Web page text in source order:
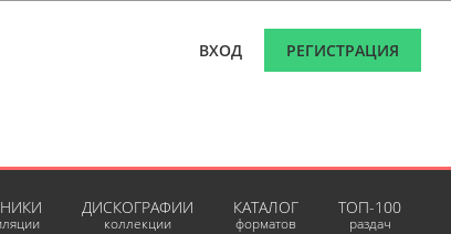
ВХОД РЕГИСТРАЦИЯ
ДИСКОГРАФИИ
коллекции
КАТАЛОГ
форматов
ТОП-100
раздач